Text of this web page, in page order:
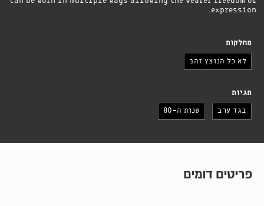
expression.
מחלקות
לא כל הנוצץ זהב
תגיות
בגד ערב שנות ה-80
פריטים דומים